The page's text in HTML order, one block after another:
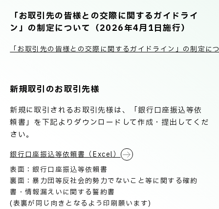
社長メッセージ/企業理念
業績情報
ネットワーク
BUSINESS
事業紹介
TECHNICAL INFORMATION
技術情報
PRODUCT INFORMATION
製品情報
「お取引先の皆様との交際に関するガイドライ
ン」の制定について（2026年4月1日施行）
「お取引先の皆様との交際に関するガイドライン」の制定に
新規取引のお取引先様
新規に取引されるお取引先様は、「銀行口座振込等依
頼書」を下記よりダウンロードして作成・提出してくだ
さい。
銀行口座振込等依賴書（Excel）
表面：銀行口座振込等依賴書
裏面：暴力団等反社会的勢力でないこと等に関する確約
書・情報漏えいに関する誓約書
(表裏が同じ向きとなるよう印刷願います)